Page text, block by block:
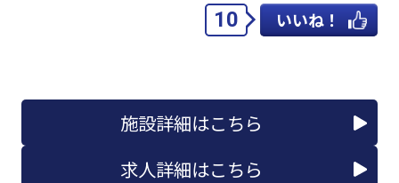
10 いいね！
施設詳細はこちら
求人詳細はこちら